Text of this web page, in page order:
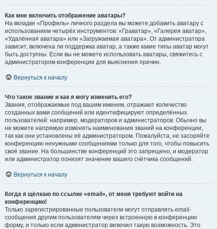
Как мне включить отображение аватары?
На вкладке «Профиль» личного раздела вы можете добавить аватару с
использованием четырёх инструментов: «Граватар», «Галерея аватар»,
«Удалённая аватара» или «Загружаемая аватара». От администратора
зависит, включена ли поддержка аватар, а также какие типы аватар могут
быть доступны. Если вы не можете использовать аватары, свяжитесь с
администратором конференции для выяснения причин.
Вернуться к началу
Что такое звание и как я могу изменить его?
Звания, отображаемые под вашим именем, отражают количество
созданных вами сообщений или идентифицируют определённых
пользователей: например, модераторов и администраторов. Обычно вы
не можете напрямую изменять наименования званий на конференции,
так как они установлены её администратором. Пожалуйста, не засоряйте
конференцию ненужными сообщениями только для того, чтобы повысить
своё звание. На большинстве конференций это запрещено, и модератор
или администратор понизят значение вашего счётчика сообщений.
Вернуться к началу
Когда я щёлкаю по ссылке «email», от меня требуют войти на
конференцию!
Только зарегистрированные пользователи могут отправлять email-
сообщения другим пользователям через встроенную в конференцию
форму, и только если администратор включил такую возможность. Это